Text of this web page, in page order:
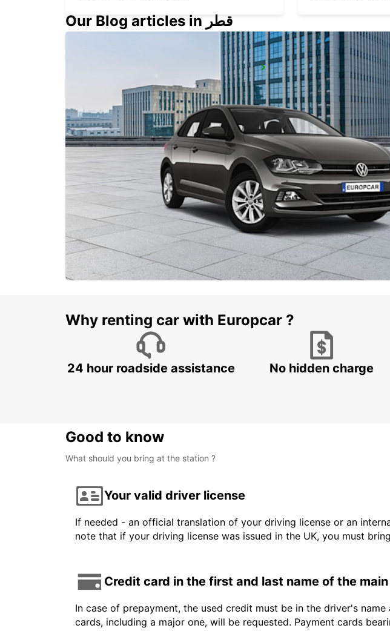
BUSSELTON - AUSTRALIA
BUSSELTON
BUSSELTON -
Our Blog articles in قطر
Why renting car with Europcar ?
24 hour roadside assistance No hidden charge
Good to know
What should you bring at the station ?
Your valid driver license
If needed - an official translation of your driving license or an
note that if your driving license was issued in the UK, you must
Credit card in the first and last name of the
In case of prepayment, the used credit must be in the driver's
cards, including a major one, will be requested. Payment cards